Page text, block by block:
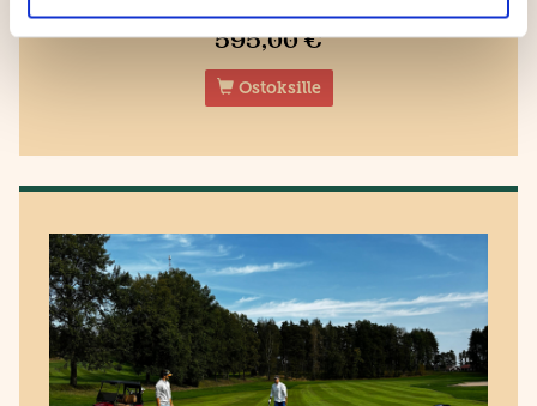
595,00 €
Ostoksille